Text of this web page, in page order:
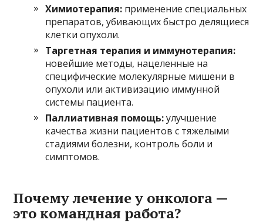
Химиотерапия: применение специальных
препаратов, убивающих быстро делящиеся
клетки опухоли.
Таргетная терапия и иммунотерапия:
новейшие методы, нацеленные на
специфические молекулярные мишени в
опухоли или активизацию иммунной
системы пациента.
Паллиативная помощь:улучшение
качества жизни пациентов с тяжелыми
стадиями болезни, контроль боли и
симптомов.
Почему лечение у онколога —
это командная работа?